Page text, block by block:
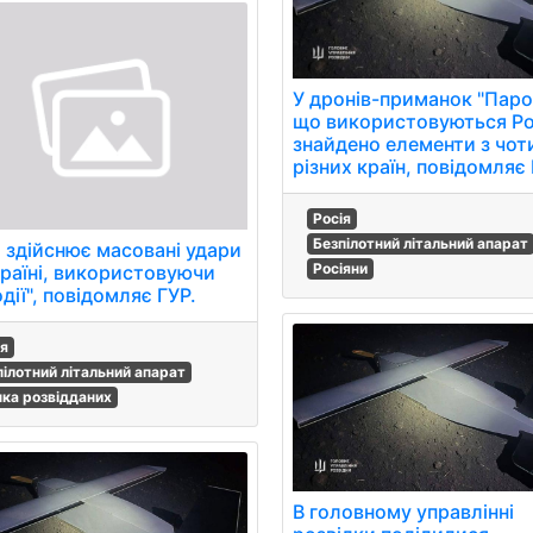
здійснює масовані удари
використовуючи
повідомляє ГУР.
літальний апарат
розвідданих
У дронів-приманок
що використовуються
знайдено елементи з
різних країн,
Росія
Безпілотний літальний апарат
Росіяни
В головному управлінні